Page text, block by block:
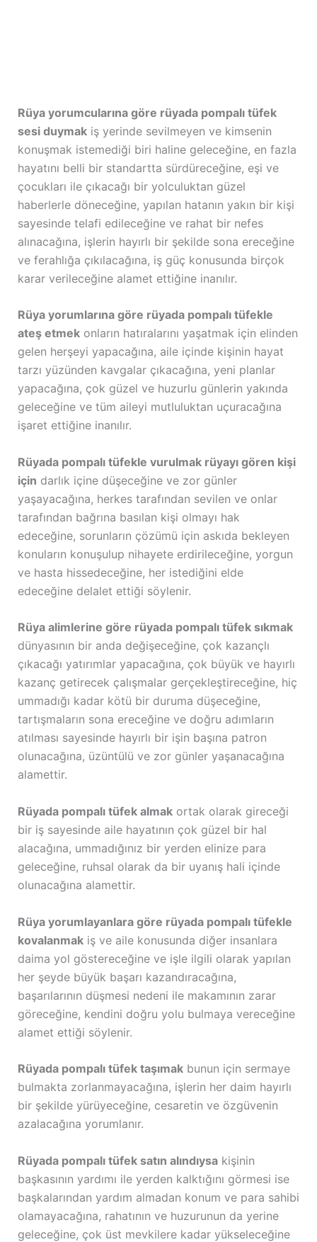
Rüya yorumcularına göre rüyada pompalı tüfek
sesi duymakiş yerinde sevilmeyen ve kimsenin
konuşmak istemediği biri haline geleceğine, en fazla
hayatını belli bir standartta sürdüreceğine, eşi ve
çocukları ile çıkacağı bir yolculuktan güzel
haberlerle döneceğine, yapılan hatanın yakın bir kişi
sayesinde telafi edileceğine ve rahat bir nefes
alınacağına, işlerin hayırlı bir şekilde sona ereceğine
ve ferahlığa çıkılacağına, iş güç konusunda birçok
karar verileceğine alamet ettiğine inanılır.
Rüya yorumlarına göre rüyada pompalı tüfekle
ateş etmekonların hatıralarını yaşatmak için elinden
gelen herşeyi yapacağına, aile içinde kişinin hayat
tarzı yüzünden kavgalar çıkacağına, yeni planlar
yapacağına, çok güzel ve huzurlu günlerin yakında
geleceğine ve tüm aileyi mutluluktan uçuracağına
işaret ettiğine inanılır.
Rüyada pompalı tüfekle vurulmak rüyayı gören kişi
için darlık içine düşeceğine ve zor günler
yaşayacağına, herkes tarafından sevilen ve onlar
tarafından bağrına basılan kişi olmayı hak
edeceğine, sorunların çözümü için askıda bekleyen
konuların konuşulup nihayete erdirileceğine, yorgun
ve hasta hissedeceğine, her istediğini elde
edeceğine delalet ettiği söylenir.
Rüya alimlerine göre rüyada pompalı tüfek sıkmak
dünyasının bir anda değişeceğine, çok kazançlı
çıkacağı yatırımlar yapacağına, çok büyük ve hayırlı
kazanç getirecek çalışmalar gerçekleştireceğine, hiç
ummadığı kadar kötü bir duruma düşeceğine,
tartışmaların sona ereceğine ve doğru adımların
atılması sayesinde hayırlı bir işin başına patron
olunacağına, üzüntülü ve zor günler yaşanacağına
alamettir.
Rüyada pompalı tüfek almakortak olarak gireceği
bir iş sayesinde aile hayatının çok güzel bir hal
alacağına, ummadığınız bir yerden elinize para
geleceğine, ruhsal olarak da bir uyanış hali içinde
olunacağına alamettir.
Rüya yorumlayanlara göre rüyada pompalı tüfekle
kovalanmakiş ve aile konusunda diğer insanlara
daima yol göstereceğine ve işle ilgili olarak yapılan
her şeyde büyük başarı kazandıracağına,
başarılarının düşmesi nedeni ile makamının zarar
göreceğine, kendini doğru yolu bulmaya vereceğine
alamet ettiği söylenir.
Rüyada pompalı tüfek taşımakbunun için sermaye
bulmakta zorlanmayacağına, işlerin her daim hayırlı
bir şekilde yürüyeceğine, cesaretin ve özgüvenin
azalacağına yorumlanır.
Rüyada pompalı tüfek satın alındıysakişinin
başkasının yardımı ile yerden kalktığını görmesi ise
başkalarından yardım almadan konum ve para sahibi
olamayacağına, rahatının ve huzurunun da yerine
geleceğine, çok üst mevkilere kadar yükseleceğine